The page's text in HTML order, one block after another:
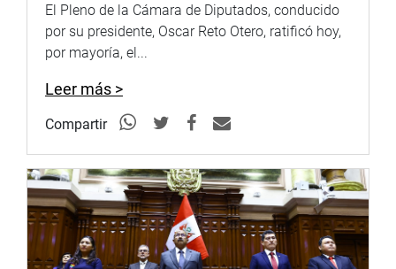
El Pleno de la Cámara de Diputados, conducido
por su presidente, Oscar Reto Otero, ratificó hoy,
por mayoría, el...
Leer más >
Compartir